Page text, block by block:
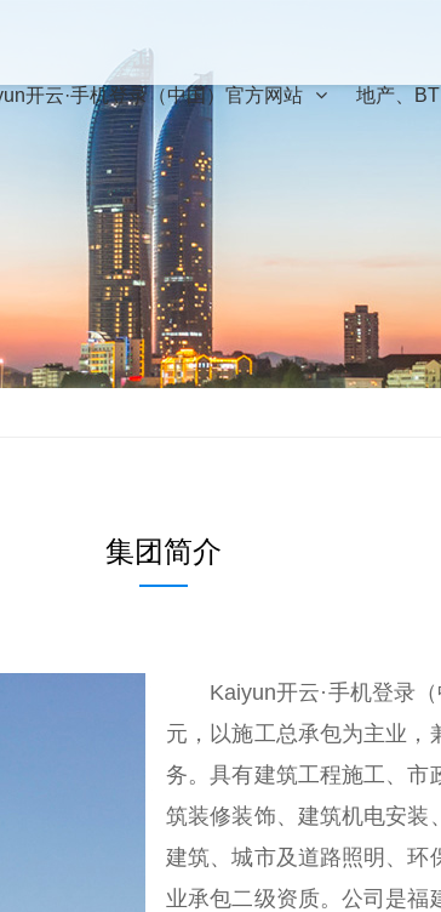
开云·手机登录（中国）官方网站 地产、BT
集团简介
Kaiyun开云·手机登录（
元，以施工总承包为主业，
务。具有建筑工程施工、市
筑装修装饰、建筑机电安装
建筑、城市及道路照明、环
业承包二级资质。公司是福